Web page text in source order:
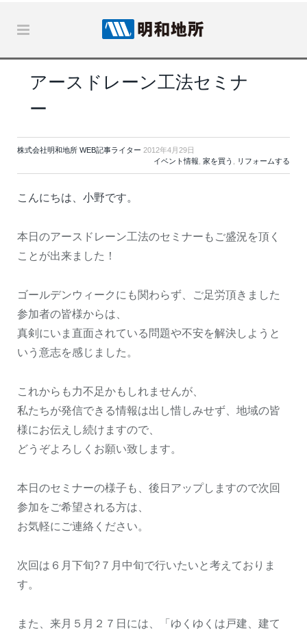
アースドレーン工法セミナ
ー
株式会社明和地所 WEB記事ライター 2012年4月29日
イベント情報 家を買う リフォームする
こんにちは、小野です。
本日のアースドレーン工法のセミナーもご盛況を頂く
ことが出来ました！
ゴールデンウィークにも関わらず、ご足労頂きました
参加者の皆様からは、
真剣にいま直面されている問題や不安を解決しようと
いう意志を感じました。
これからも力不足かもしれませんが、
私たちが発信できる情報は出し惜しみせず、地域の皆
様にお伝えし続けますので、
どうぞよろしくお願い致します。
本日のセミナーの様子も、後日アップしますので次回
参加をご希望される方は、
お気軽にご連絡ください。
次回は６月下旬?７月中旬で行いたいと考えておりま
す。
また、来月５月２７日には、「ゆくゆくは戸建、建て